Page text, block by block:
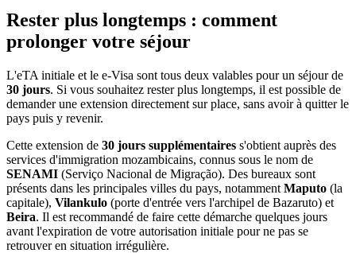
Rester plus longtemps : comment
prolonger votre séjour
L'eTA initiale et le e-Visa sont tous deux valables pour un séjour de
30 jours. Si vous souhaitez rester plus longtemps, il est possible de
demander une extension directement sur place, sans avoir à quitter le
pays puis y revenir.
Cette extension de 30 jours supplémentaires s'obtient auprès des
services d'immigration mozambicains, connus sous le nom de
SENAMI (Serviço Nacional de Migração). Des bureaux sont
présents dans les principales villes du pays, notamment Maputo (la
capitale), Vilankulo (porte d'entrée vers l'archipel de Bazaruto) et
Beira. Il est recommandé de faire cette démarche quelques jours
avant l'expiration de votre autorisation initiale pour ne pas se
retrouver en situation irrégulière.